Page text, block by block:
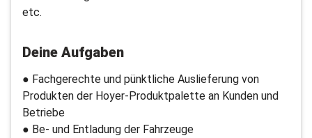
etc.
Deine Aufgaben
● Fachgerechte und pünktliche Auslieferung von
Produkten der Hoyer-Produktpalette an Kunden und
Betriebe
● Be- und Entladung der Fahrzeuge